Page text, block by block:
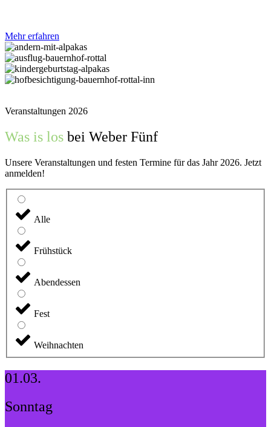
Mehr erfahren
Veranstaltungen 2026
Was is los bei Weber Fünf
Unsere Veranstaltungen und festen Termine für das Jahr 2026. Jetzt
anmelden!
Alle
Frühstück
Abendessen
Fest
Weihnachten
01.03.
Sonntag